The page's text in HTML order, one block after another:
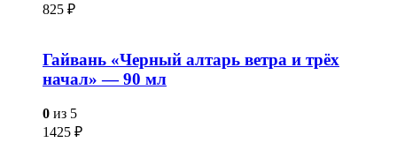
825 ₽
Гайвань «Черный алтарь ветра и трёх
начал» — 90 мл
0 из 5
1425 ₽